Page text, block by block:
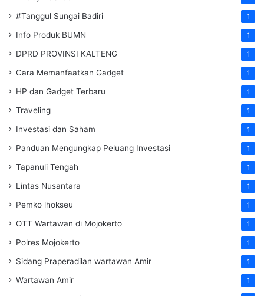
#Tanggul Sungai Badiri 1
Info Produk BUMN 1
DPRD PROVINSI KALTENG 1
Cara Memanfaatkan Gadget 1
HP dan Gadget Terbaru 1
Traveling 1
Investasi dan Saham 1
Panduan Mengungkap Peluang Investasi 1
Tapanuli Tengah 1
Lintas Nusantara 1
Pemko lhokseu 1
OTT Wartawan di Mojokerto 1
Polres Mojokerto 1
Sidang Praperadilan wartawan Amir 1
Wartawan Amir 1